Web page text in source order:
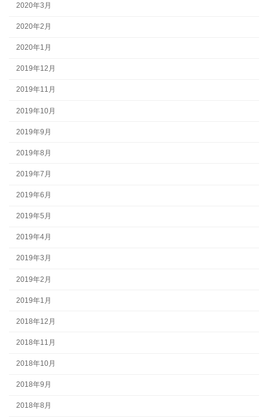
2020年3月
2020年2月
2020年1月
2019年12月
2019年11月
2019年10月
2019年9月
2019年8月
2019年7月
2019年6月
2019年5月
2019年4月
2019年3月
2019年2月
2019年1月
2018年12月
2018年11月
2018年10月
2018年9月
2018年8月